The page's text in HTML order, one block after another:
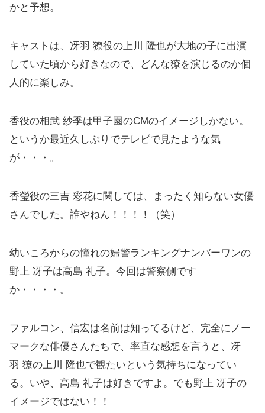
かと予想。
キャストは、冴羽 獠役の上川 隆也が大地の子に出演
していた頃から好きなので、どんな獠を演じるのか個
人的に楽しみ。
香役の相武 紗季は甲子園のCMのイメージしかない。
というか最近久しぶりでテレビで見たような気
が・・・。
香瑩役の三吉 彩花に関しては、まったく知らない女優
さんでした。誰やねん！！！！（笑）
幼いころからの憧れの婦警ランキングナンバーワンの
野上 冴子は高島 礼子。今回は警察側です
か・・・・。
ファルコン、信宏は名前は知ってるけど、完全にノー
マークな俳優さんたちで、率直な感想を言うと、冴
羽 獠の上川 隆也で観たいという気持ちになってい
る。いや、高島 礼子は好きですよ。でも野上 冴子の
イメージではない！！